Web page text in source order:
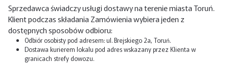
Sprzedawca świadczy usługi dostawy na terenie miasta Toruń.
Klient podczas składania Zamówienia wybiera jeden z
dostępnych sposobów odbioru:
Odbiór osobisty pod adresem: ul. Brejskiego 2a, Toruń.
Dostawa kurierem lokalu pod adres wskazany przez Klienta w
granicach strefy dowozu.